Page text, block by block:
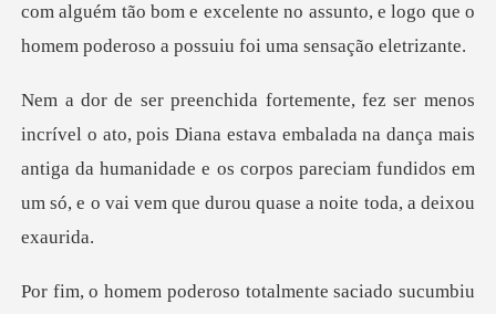
ois Diana estava embalada na dança mais
antiga da humanidade e os corpos parecia
aciado sucumbiu